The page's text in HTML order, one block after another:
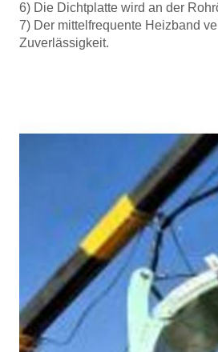
6) Die Dichtplatte wird an der
7) Der mittelfrequente Heizband
Zuverlässigkeit.